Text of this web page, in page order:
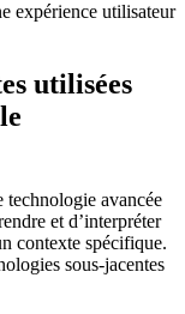
expérience utilisateur
utilisées
technologie avancée
et d’interpréter
contexte spécifique.
sous-jacentes